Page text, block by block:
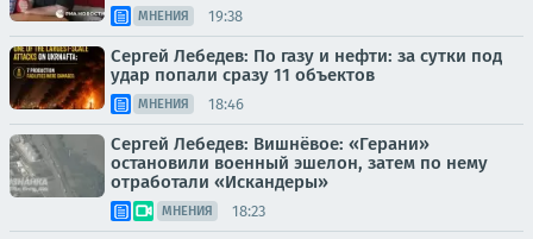
МНЕНИЯ 19:38
Сергей Лебедев: По газу и нефти: за сутки под
удар попали сразу 11 объектов
МНЕНИЯ 18:46
Сергей Лебедев: Вишнёвое: «Герани»
остановили военный эшелон, затем по нему
отработали «Искандеры»
МНЕНИЯ 18:23